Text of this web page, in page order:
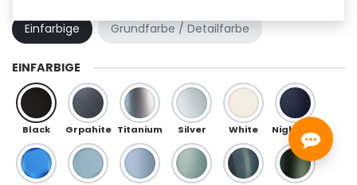
Einfarbige
Grundfarbe / Detailfarbe
EINFARBIGE
Black Grpahite Titanium Silver White